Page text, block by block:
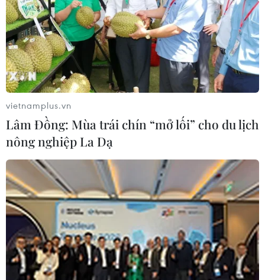
COVID-19: Thái Lan đối phó dịch bệnh,
Indonesia đóng cửa biên giới
18/03/2020 11:22
Cục trưởng Cục Dịch vụ y tế của Thái Lan, bác sỹ
Somsak Akhasip cho hay người dân nước này không
phải lo lắng về việc thiếu giường bệnh khi dịch đang
vietnamplus.vn
Lâm Đồng: Mùa trái chín “mở lối” cho du lịch
nông nghiệp La Dạ